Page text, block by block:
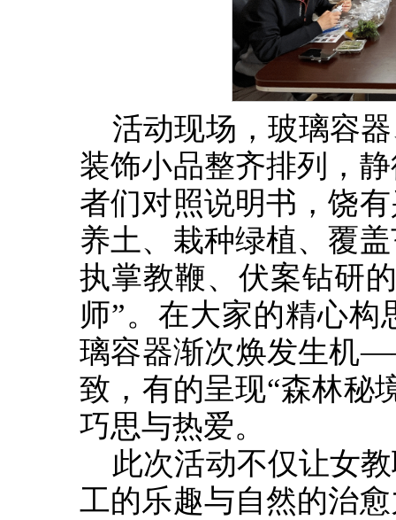
活动现场，玻璃容
装饰小品整齐排列，
者们对照说明书，饶
养土、栽种绿植、覆
执掌教鞭、伏案钻研
师”。在大家的精心
璃容器渐次焕发生机
致，有的呈现“森林秘
巧思与热爱。
此次活动不仅让女
工的乐趣与自然的治